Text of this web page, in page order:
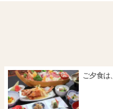
ご夕食は